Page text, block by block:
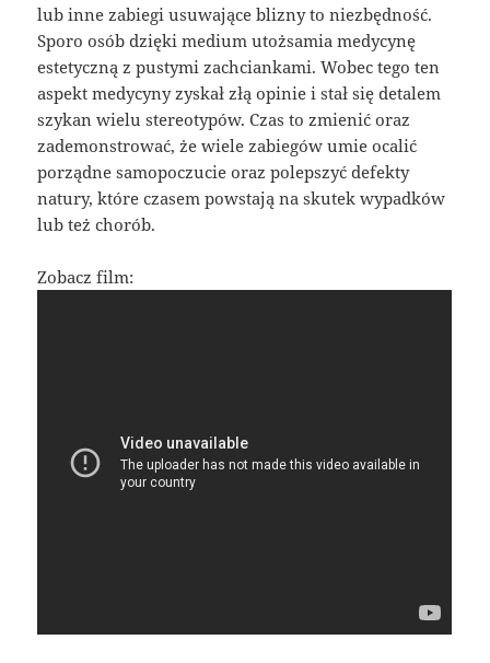
lub inne zabiegi usuwające blizny to niezbędność.
Sporo osób dzięki medium utożsamia medycynę
estetyczną z pustymi zachciankami. Wobec tego ten
aspekt medycyny zyskał złą opinie i stał się detalem
szykan wielu stereotypów. Czas to zmienić oraz
zademonstrować, że wiele zabiegów umie ocalić
porządne samopoczucie oraz polepszyć defekty
natury, które czasem powstają na skutek wypadków
lub też chorób.
Zobacz film: